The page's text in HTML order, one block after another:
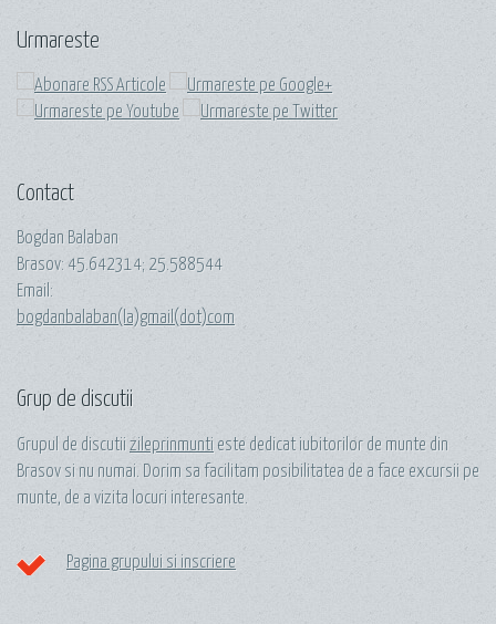
Urmareste
Contact
Bogdan Balaban
Brasov: 45.642314; 25.588544
Email:
bogdanbalaban(la)gmail(dot)com
Grup de discutii
Grupul de discutii zileprinmunti este dedicat iubitorilor de munte din
Brasov si nu numai. Dorim sa facilitam posibilitatea de a face excursii pe
munte, de a vizita locuri interesante.
Pagina grupului si inscriere